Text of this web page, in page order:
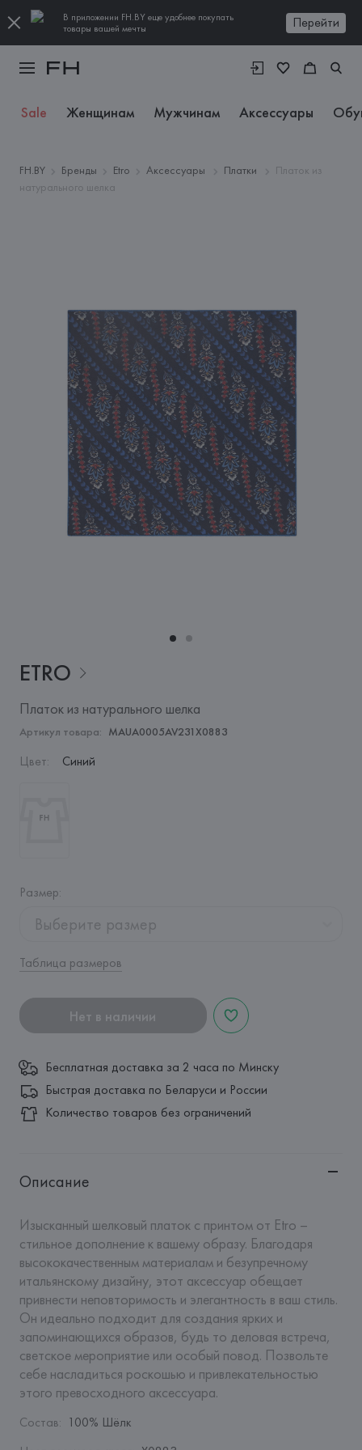
В приложении FH.BY еще удобнее покупать
товары вашей мечты
Перейти
Sale Женщинам Мужчинам Аксессуары
FH.BY Бренды Etro Аксессуары Платки
Платок из
натурального шелка
ETRO
Платок из натурального шелка
Артикул товара: MAUA0005AV231X0883
Цвет: Синий
Размер:
Выберите размер
Таблица размеров
Нет в наличии
Бесплатная доставка за 2 часа по Минску
Быстрая доставка по Беларуси и России
Количество товаров без ограничений
Описание
Изысканный шелковый платок с принтом от Etro –
стильное дополнение к вашему образу. Благодаря
высококачественным материалам и безупречному
итальянскому дизайну, этот аксессуар обещает
привнести неповторимость и элегантность в ваш стиль.
Он идеально подходит для создания ярких и
запоминающихся образов, будь то деловая встреча,
светское мероприятие или особый повод. Позвольте
себе насладиться роскошью и привлекательностью
этого превосходного аксессуара.
Состав: 100% Шёлк